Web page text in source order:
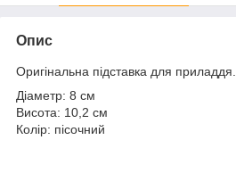
Опис
Оригінальна підставка для приладдя.
Діаметр: 8 см
Висота: 10,2 см
Колір: пісочний